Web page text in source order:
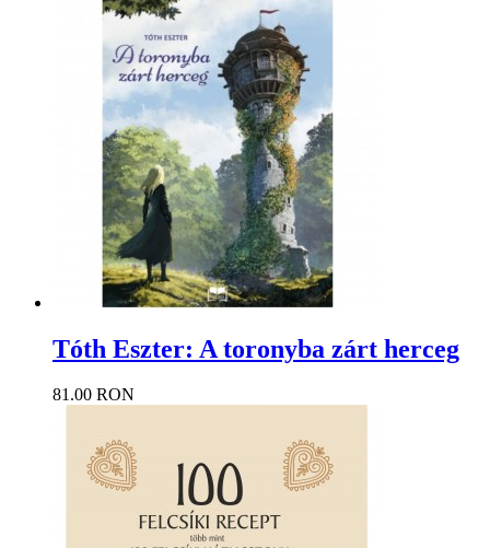
Tóth Eszter: A toronyba zárt herceg
81.00 RON